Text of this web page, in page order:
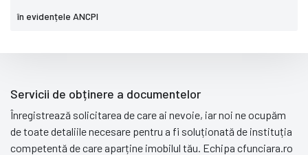
în evidențele ANCPI
Servicii de obținere a documentelor
Înregistrează solicitarea de care ai nevoie, iar noi ne ocupăm
de toate detaliile necesare pentru a fi soluționată de instituția
competentă de care aparține imobilul tău. Echipa cfunciara.ro